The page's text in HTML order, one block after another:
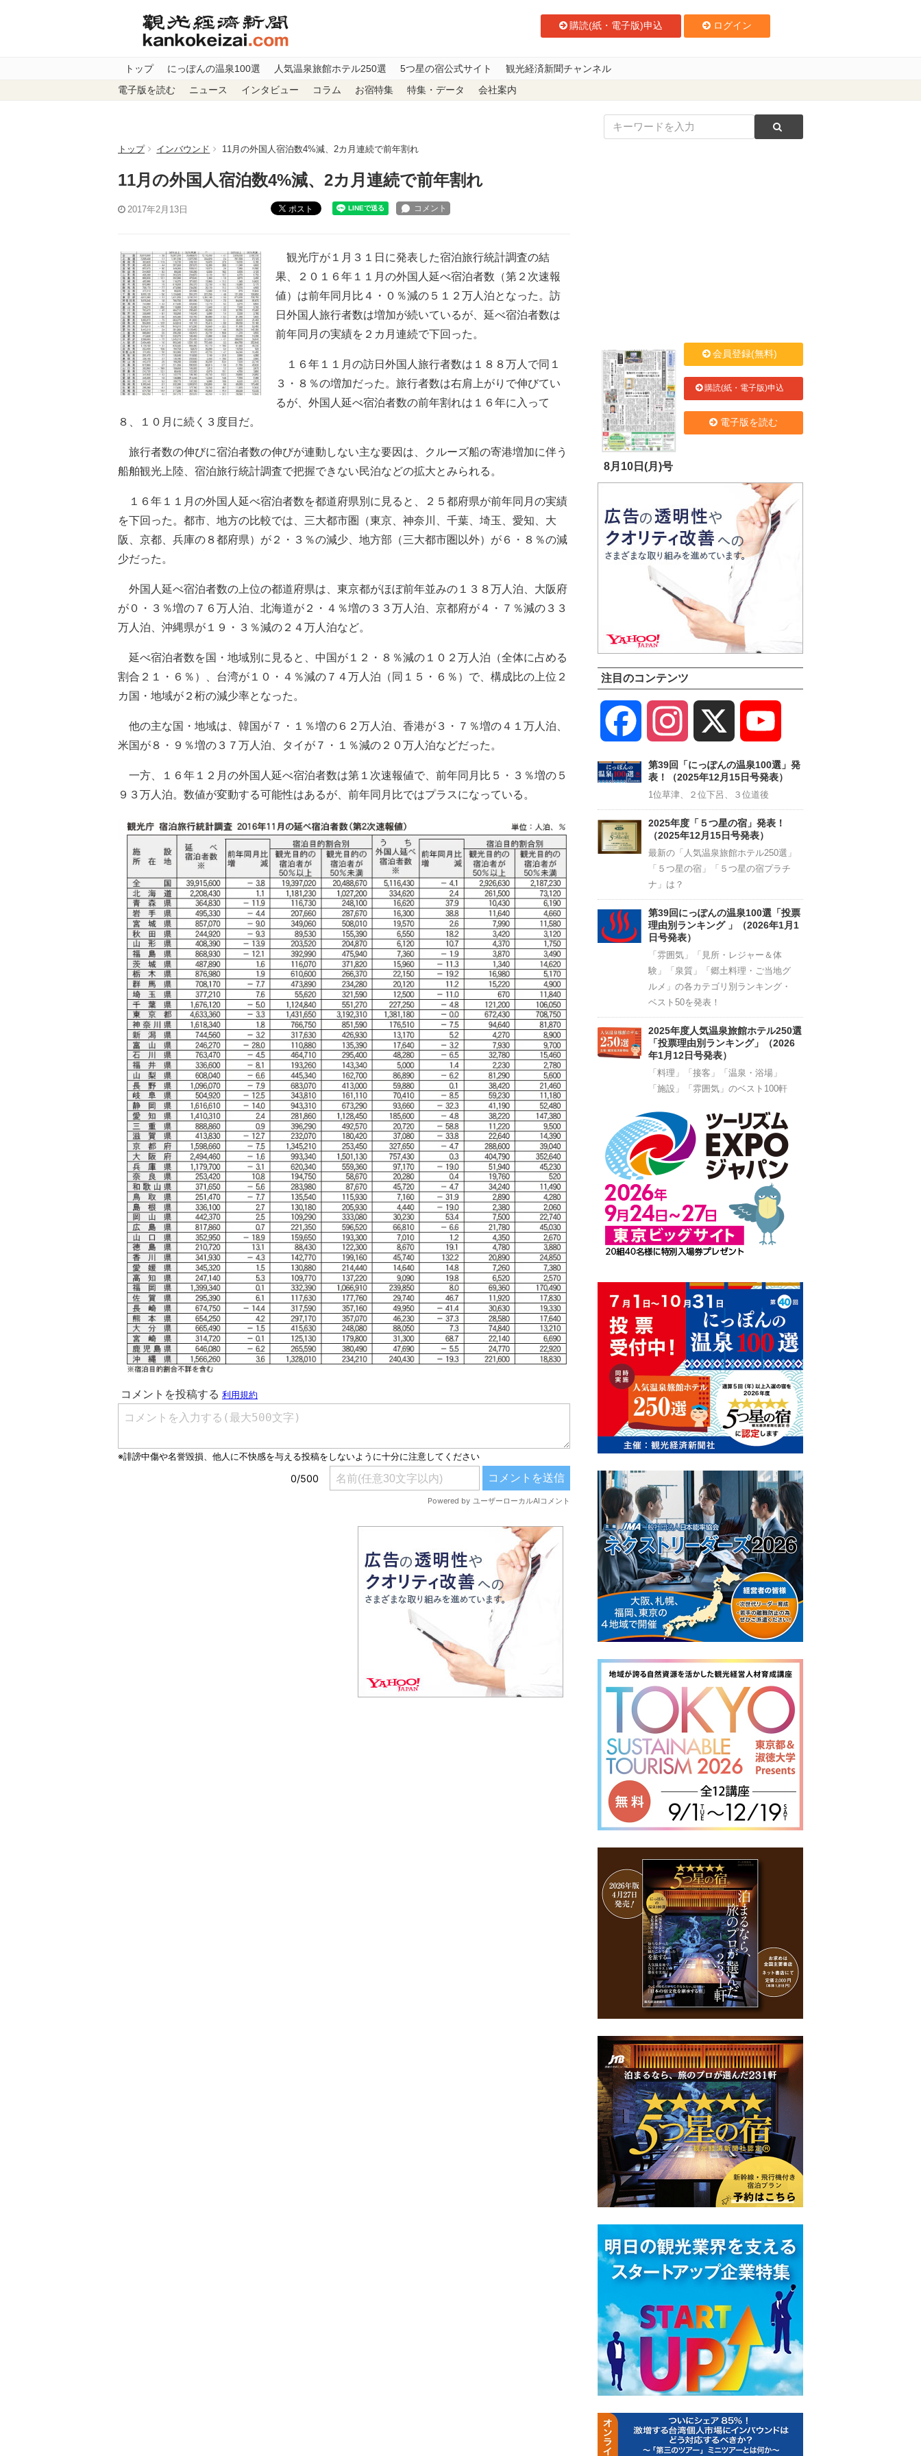
購読(紙・電子版)申込 ログイン
トップ にっぽんの温泉100選 人気温泉旅館ホテル250選 5つ星の宿公式サイト 観光経済新聞チャンネル
電子版を読む ニュース インタビュー コラム お宿特集 特集・データ 会社案内
トップ インバウンド 11月の外国人宿泊数4%減、2カ月連続で前年割れ
11月の外国人宿泊数4%減、2カ月連続で前年割れ
2017年2月13日 ポスト
観光庁が１月３１日に発表した宿泊旅行統計調査の結
果、２０１６年１１月の外国人延べ宿泊者数（第２次速報
値）は前年同月比４・０％減の５１２万人泊となった。訪
日外国人旅行者数は増加が続いているが、延べ宿泊者数は
前年同月の実績を２カ月連続で下回った。
１６年１１月の訪日外国人旅行者数は１８８万人で同１
３・８％の増加だった。旅行者数は右肩上がりで伸びてい
るが、外国人延べ宿泊者数の前年割れは１６年に入って
８、１０月に続く３度目だ。
旅行者数の伸びに宿泊者数の伸びが連動しない主な要因は、クルーズ船の寄港増加に伴う
船舶観光上陸、宿泊旅行統計調査で把握できない民泊などの拡大とみられる。
１６年１１月の外国人延べ宿泊者数を都道府県別に見ると、２５都府県が前年同月の実績
を下回った。都市、地方の比較では、三大都市圏（東京、神奈川、千葉、埼玉、愛知、大
阪、京都、兵庫の８都府県）が２・３％の減少、地方部（三大都市圏以外）が６・８％の減
少だった。
外国人延べ宿泊者数の上位の都道府県は、東京都がほぼ前年並みの１３８万人泊、大阪府
が０・３％増の７６万人泊、北海道が２・４％増の３３万人泊、京都府が４・７％減の３３
万人泊、沖縄県が１９・３％減の２４万人泊など。
延べ宿泊者数を国・地域別に見ると、中国が１２・８％減の１０２万人泊（全体に占める
割合２１・６％）、台湾が１０・４％減の７４万人泊（同１５・６％）で、構成比の上位２
カ国・地域が２桁の減少率となった。
他の主な国・地域は、韓国が７・１％増の６２万人泊、香港が３・７％増の４１万人泊、
米国が８・９％増の３７万人泊、タイが７・１％減の２０万人泊などだった。
一方、１６年１２月の外国人延べ宿泊者数は第１次速報値で、前年同月比５・３％増の５
９３万人泊。数値が変動する可能性はあるが、前年同月比ではプラスになっている。
8月10日(月)号
会員登録(無料)
購読(紙・電子版)申込
電子版を読む
注目のコンテンツ
Facebook Instagram
Channel
第39回「にっぽんの温泉100選」発
表！（2025年12月15日号発表）
1位草津、２位下呂、３位道後
2025年度「５つ星の宿」発表！
（2025年12月15日号発表）
最新の「人気温泉旅館ホテル250選」
「５つ星の宿」「５つ星の宿プラチ
ナ」は？
第39回にっぽんの温泉100選「投票
理由別ランキング 」（2026年1月1
日号発表）
「雰囲気」「見所・レジャー＆体
験」「泉質」「郷土料理・ご当地グ
ルメ」の各カテゴリ別ランキング・
ベスト50を発表！
2025年度人気温泉旅館ホテル250選
「投票理由別ランキング」（2026
年1月12日号発表）
「料理」「接客」「温泉・浴場」
「施設」「雰囲気」のベスト100軒